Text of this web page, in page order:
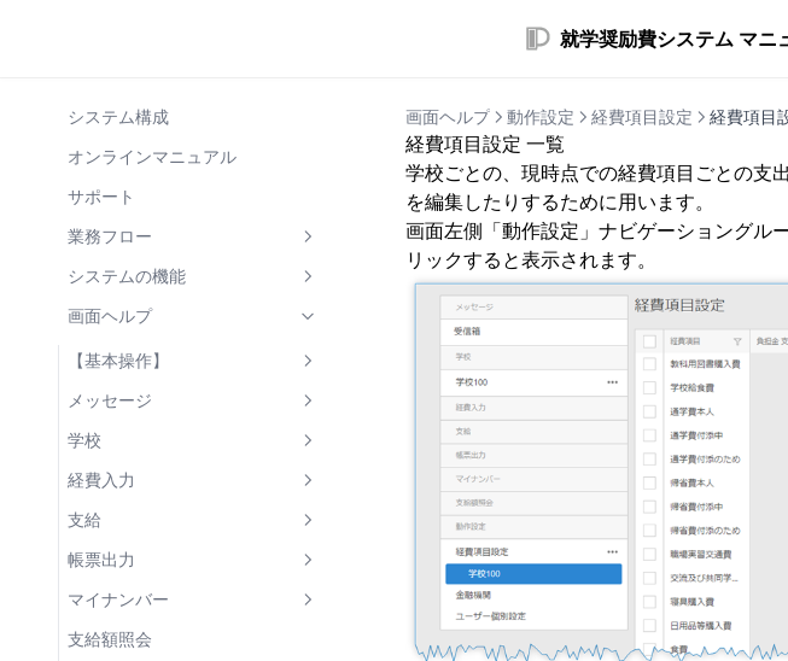
就学奨励費システム マニ
システム構成
オンラインマニュアル
サポート
業務フロー
1. 基礎情報の整理
学校・学部の整理
児童生徒の整理
世帯・世帯構成員の整理
2. 支弁区分決定
税情報の照会・入力
区分決定
3. 支給回の登録
4. 使用経費入力
5. 支給処理
支給額の計算
帳票出力(支給関連)
6. 状況報告
7. 支給年度終了後
負担金等実績報告書
各種帳票の出力と保管
年次更新処理の準備
8. 適宜行う処理
区分決定後の区分変更
児童生徒の転校・転入・退学
システムの機能
世帯情報の共有
兄弟姉妹の新入生の登録
世帯員の所属世帯を変更
マイナンバー連携
未申告疑いの表示
年次更新処理
児童生徒の状況履歴
支給額計算
世帯構成員の教材代
帳票出力
支弁区分関連 帳票
画面ヘルプ
【基本操作】
画面操作の基礎
帳票出力
メッセージ
メッセージ一覧
メッセージ 詳細
学校
学校詳細
学部
児童生徒 一覧
児童生徒 詳細
世帯タブ
世帯構成員 詳細
経費入力
個別編集
一括入力
一括変更
一括削除
支給
支給回 一覧
支給回 詳細
帳票出力
帳票 一覧
印刷プレビュー
マイナンバー
情報連携ログ 一覧
支給額照会
画面ヘルプ 動作設定 経費項目設定 経費項目
経費項目設定 一覧
学校ごとの、現時点での経費項目ごとの支
を編集したりするために用います。
画面左側「動作設定」ナビゲーショングル
リックすると表示されます。